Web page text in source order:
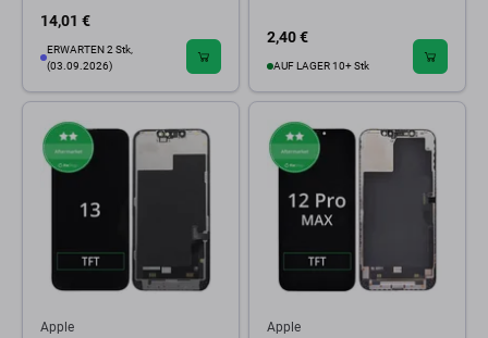
14,01 €
ERWARTEN 2 Stk,
(03.09.2026)
2,40 €
AUF LAGER 10+ Stk
Apple
Apple